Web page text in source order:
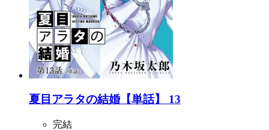
夏目アラタの結婚【単話】 13
完結